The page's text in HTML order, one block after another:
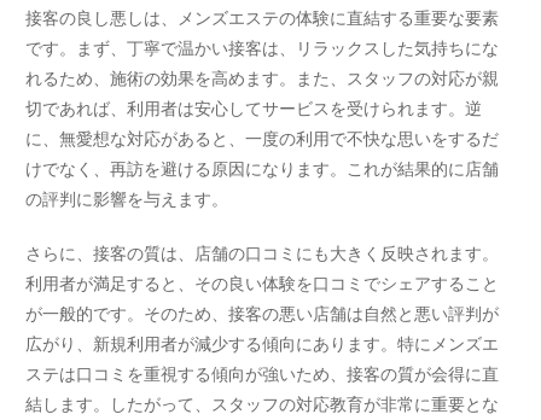
接客の良し悪しは、メンズエステの体験に直結する重要な要素
です。まず、丁寧で温かい接客は、リラックスした気持ちにな
れるため、施術の効果を高めます。また、スタッフの対応が親
切であれば、利用者は安心してサービスを受けられます。逆
に、無愛想な対応があると、一度の利用で不快な思いをするだ
けでなく、再訪を避ける原因になります。これが結果的に店舗
の評判に影響を与えます。
さらに、接客の質は、店舗の口コミにも大きく反映されます。
利用者が満足すると、その良い体験を口コミでシェアすること
が一般的です。そのため、接客の悪い店舗は自然と悪い評判が
広がり、新規利用者が減少する傾向にあります。特にメンズエ
ステは口コミを重視する傾向が強いため、接客の質が会得に直
結します。したがって、スタッフの対応教育が非常に重要とな